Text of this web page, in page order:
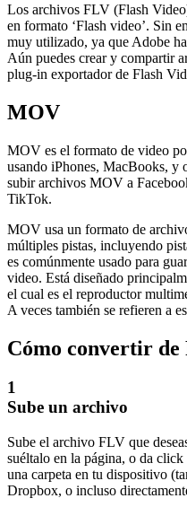
Los archivos FLV (Flash
en formato ‘Flash video’. Sin
muy utilizado, ya que Adobe
Aún puedes crear y compartir
plug-in exportador de Flash
MOV
MOV es el formato de video
usando iPhones, MacBooks, y
subir archivos MOV a
TikTok.
MOV usa un formato de
múltiples pistas, incluyendo
es comúnmente usado para
video. Está diseñado
el cual es el reproductor
A veces también se refieren a
Cómo convertir
1
Sube un archivo
Sube el archivo FLV que
suéltalo en la página, o da
una carpeta en tu dispositivo
Dropbox, o incluso